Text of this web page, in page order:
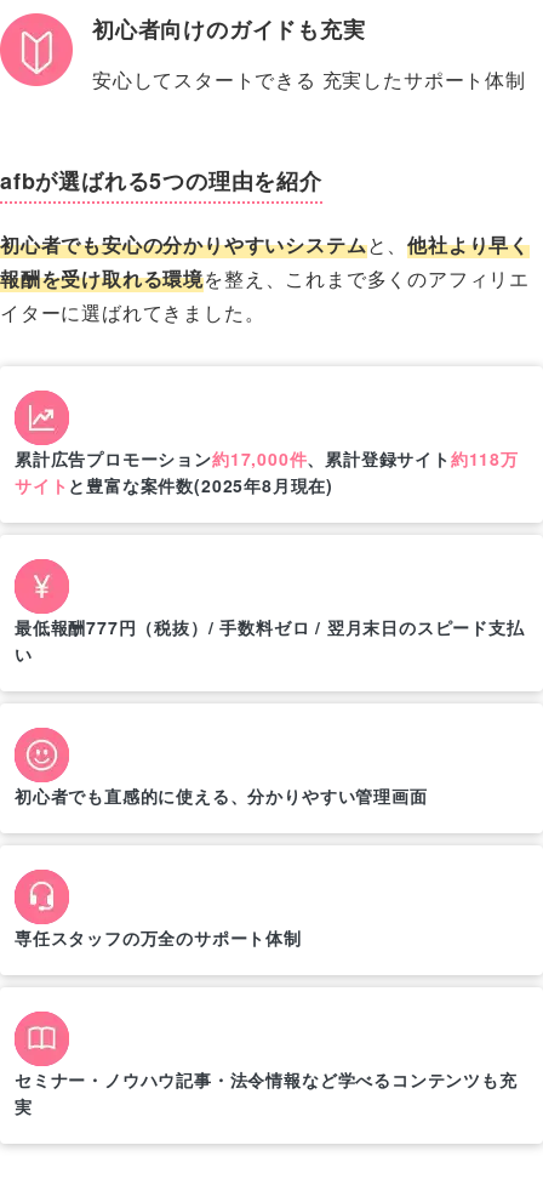
初心者向けのガイドも充実
安心してスタートできる 充実したサポート体制
afbが選ばれる5つの理由を紹介
初心者でも安心の分かりやすいシステムと、他社より早く
報酬を受け取れる環境を整え、これまで多くのアフィリエ
イターに選ばれてきました。
累計広告プロモーション約17,000件、累計登録サイト約118万
サイト と豊富な案件数(2025年8月現在)
最低報酬777円（税抜）/ 手数料ゼロ / 翌月末日のスピード支払
い
初心者でも直感的に使える、分かりやすい管理画面
専任スタッフの万全のサポート体制
セミナー・ノウハウ記事・法令情報など学べるコンテンツも充
実